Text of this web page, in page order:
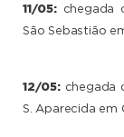
11/05: chegada
São Sebastião
12/05: chegada
S. Aparecida em